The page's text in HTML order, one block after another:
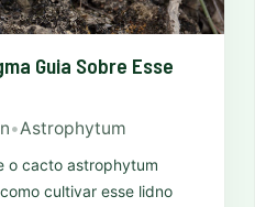
Guia Sobre Esse
•Astrophytum
o cacto astrophytum
cultivar esse lidno